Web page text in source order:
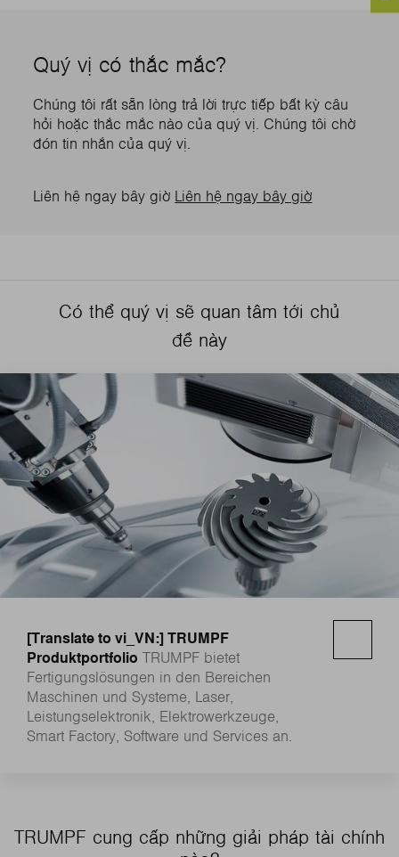
Quý vị có thắc mắc?
Chúng tôi rất sẵn lòng trả lời trực tiếp bất kỳ câu
hỏi hoặc thắc mắc nào của quý vị. Chúng tôi chờ
đón tin nhắn của quý vị.
Liên hệ ngay bây giờ Liên hệ ngay bây giờ
Có thể quý vị sẽ quan tâm tới chủ
đề này
[Translate to vi_VN:] TRUMPF
Produktportfolio TRUMPF bietet
Fertigungslösungen in den Bereichen
Maschinen und Systeme, Laser,
Leistungselektronik, Elektrowerkzeuge,
Smart Factory, Software und Services an.
TRUMPF cung cấp những giải pháp tài chính